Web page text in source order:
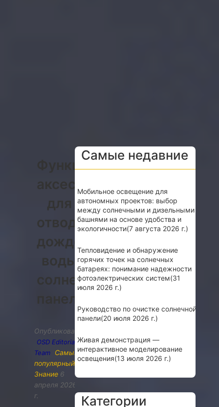
Функции
аксессуаров
для
отвода
дождевой
воды
солнечной
панели
Опубликовано
OSD Editorial
Team
Самый
популярный
Знание 6
апреля 2026
г.
Самые недавние
Мобильное освещение для
автономных проектов: выбор
между солнечными и дизельными
башнями на основе удобства и
экологичности(7 августа 2026 г.)
Тепловидение и обнаружение
горячих точек на солнечных
батареях: понимание надежности
фотоэлектрических систем(31
июля 2026 г.)
Руководство по очистке солнечной
панели(20 июля 2026 г.)
Живая демонстрация —
интерактивное моделирование
освещения(13 июля 2026 г.)
Категории